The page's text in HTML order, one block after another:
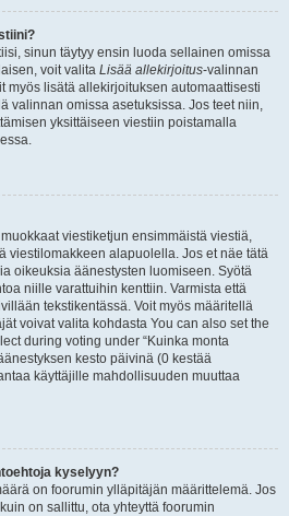
sinun täytyy ensin luoda sellainen omissa
voit valita Lisää allekirjoitus-valinnan
myös lisätä allekirjoituksen automaattisesti
valinnan omissa asetuksissa. Jos teet niin,
yksittäiseen viestiin poistamalla
viestiketjun ensimmäistä viestiä,
viestilomakkeen alapuolella. Jos et näe tätä
oikeuksia äänestysten luomiseen. Syötä
niille varattuihin kenttiin. Varmista että
tekstikentässä. Voit myös määritellä
voivat valita kohdasta You can also set the
during voting under “Kuinka monta
kesto päivinä (0 kestää
käyttäjille mahdollisuuden muuttaa
kyselyyn?
on foorumin ylläpitäjän määrittelemä. Jos
on sallittu, ota yhteyttä foorumin